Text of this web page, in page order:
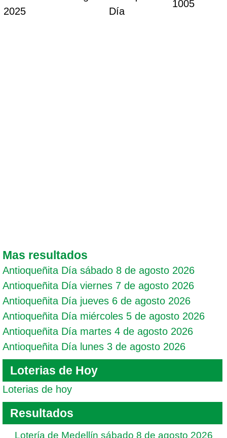
2025
Día
1005
Mas resultados
Antioqueñita Día sábado 8 de agosto 2026
Antioqueñita Día viernes 7 de agosto 2026
Antioqueñita Día jueves 6 de agosto 2026
Antioqueñita Día miércoles 5 de agosto 2026
Antioqueñita Día martes 4 de agosto 2026
Antioqueñita Día lunes 3 de agosto 2026
Loterias de Hoy
Loterias de hoy
Resultados
Lotería de Medellín sábado 8 de agosto 2026